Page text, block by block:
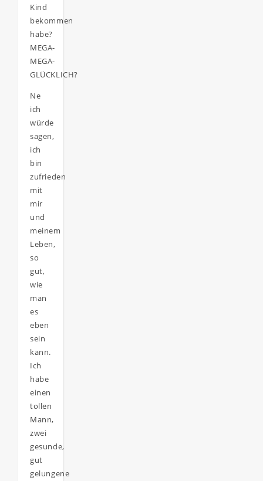
Kind
bekommen
habe?
MEGA-
MEGA-
GLÜCKLICH?
Ne
ich
würde
sagen,
ich
bin
zufrieden
mit
mir
und
meinem
Leben,
so
gut,
wie
man
es
eben
sein
kann.
Ich
habe
einen
tollen
Mann,
zwei
gesunde,
gut
gelungene